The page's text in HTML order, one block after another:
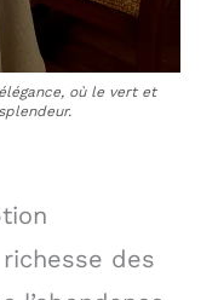
où le vert et
des